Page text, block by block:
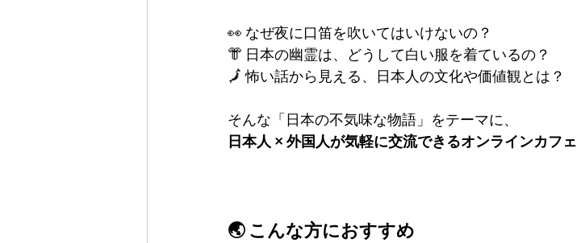
👀 なぜ夜に口笛を吹いてはいけないの？
👘 日本の幽霊は、どうして白い服を着ているの？
🗾 怖い話から見える、日本人の文化や価値観とは？
そんな「日本の不気味な物語」をテーマに、
日本人 × 外国人が気軽に交流できるオンラインカフェ
🌏 こんな方におすすめ